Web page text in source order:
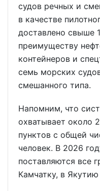
судов речных и
в качестве
доставлено свыше
преимуществу
контейнеров и
семь морских
смешанного типа.
Напомним, что
охватывает около
пунктов с общей
человек. В 2026
поставляются все
Камчатку, в